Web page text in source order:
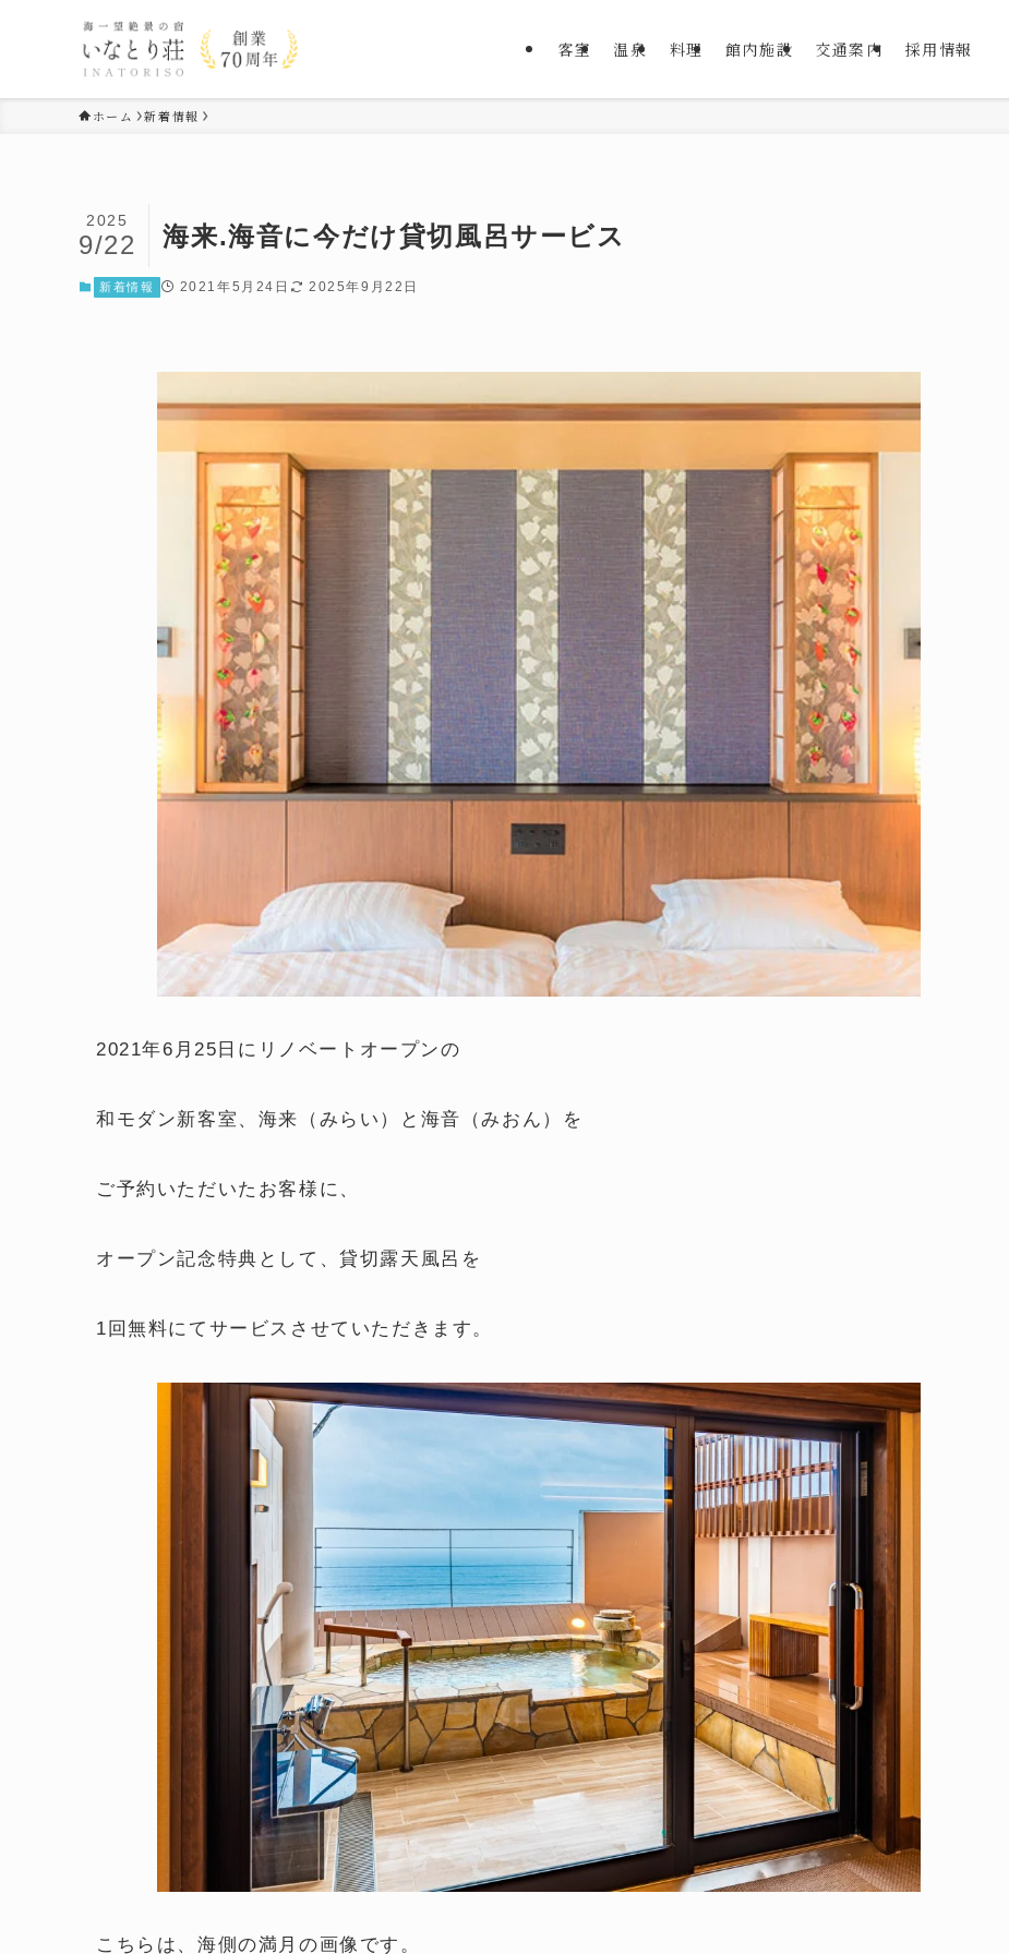
客室 温泉 料理 館内施設 交通案内 採用情報
ホーム 新着情報
海来.海音に今だけ貸切風呂サービス
2025
9/22
新着情報 2021年5月24日 2025年9月22日
2021年6月25日にリノベートオープンの
和モダン新客室、海来（みらい）と海音（みおん）を
ご予約いただいたお客様に、
オープン記念特典として、貸切露天風呂を
1回無料にてサービスさせていただきます。
こちらは、海側の満月の画像です。